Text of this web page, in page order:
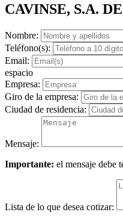
CAVINSE, S.A.
Nombre:
Teléfono(s):
Email:
espacio
Empresa:
Giro de la empresa:
Ciudad de residencia:
Mensaje:
Importante: el mensaje debe
Lista de lo que desea cotizar: